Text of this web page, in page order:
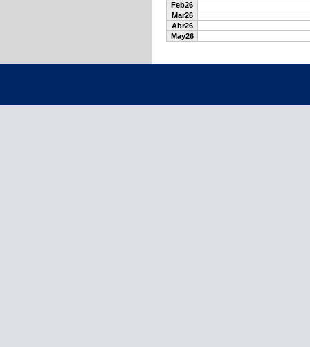
Feb26
Mar26
Abr26
May26